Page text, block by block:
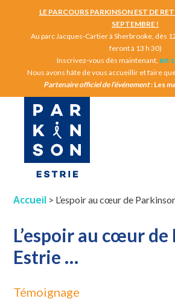
LE PARCOURS PARKINSON EST DE
SEPTEMBRE !
Au parc Jacques-Cartier à Sherbrooke, dès
feront à 13 h 30)
Inscrivez-vous dès maintenant, en
Nous avons hâte de vous accueillir et faire
Partenaire officiel de l’événement: Les
Accueil > L’espoir au cœur de
L’espoir au cœur
Estrie …
Témoignage